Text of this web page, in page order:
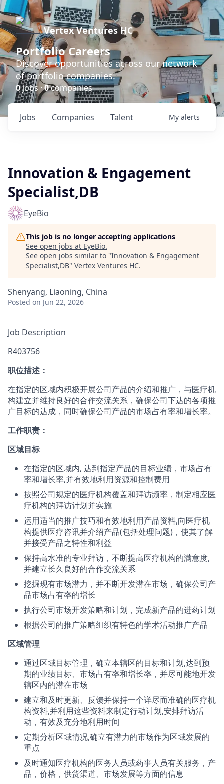
Vertex Ventures HC
Portfolio Careers
Discover opportunities across our network
of portfolio companies.
0jobs ·0companies
Jobs Companies Talent My alerts
Innovation & Engagement
Specialist,DB
EyeBio
This job is no longer accepting applications
See open jobs at EyeBio.
See open jobs similar to "Innovation & Engagement
Specialist,DB" Vertex Ventures HC.
Shenyang, Liaoning, China
Posted on Jun 22, 2026
Job Description
R403756
职位描述：
在指定的区域内积极开展公司产品的介绍和推广，与医疗机
构建立并维持良好的合作交流关系，确保公司下达的各项推
广目标的达成，同时确保公司产品的市场占有率和增长率。
工作职责：
区域目标
在指定的区域内, 达到指定产品的目标业绩，市场占有
率和增长率,并有效地利用资源和控制费用
按照公司规定的医疗机构覆盖和拜访频率，制定相应医
疗机构的拜访计划并实施
运用适当的推广技巧和有效地利用产品资料,向医疗机
构提供医疗咨讯并介绍产品(包括处理问题)，使其了解
并接受产品之特性和利益
保持高水准的专业拜访，不断提高医疗机构的满意度,
并建立长久良好的合作交流关系
挖掘现有市场潜力，并不断开发潜在市场，确保公司产
品市场占有率的增长
执行公司市场开发策略和计划，完成新产品的进药计划
根据公司的推广策略组织有特色的学术活动推广产品
区域管理
通过区域目标管理，确立本辖区的目标和计划,达到预
期的业绩目标、市场占有率和增长率，并尽可能地开发
辖区内的潜在市场
建立和及时更新、反馈并保持一个详尽而准确的医疗机
构资料,并利用这些资料来制定行动计划,安排拜访活
动，有效及充分地利用时间
定期分析区域情况,确立有潜力的市场作为区域发展的
重点
及时通知医疗机构的医务人员或药事人员有关服务，产
品，价格，供货渠道、市场发展等方面的信息